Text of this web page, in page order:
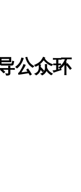
公众环